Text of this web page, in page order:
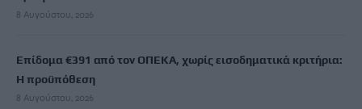
8 Αυγούστου, 2026
Επίδομα €391 από τον ΟΠΕΚΑ, χωρίς εισοδηματικά κριτήρια:
Η προϋπόθεση
8 Αυγούστου, 2026